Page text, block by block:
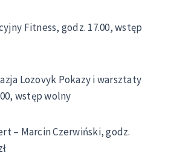
Fitness, godz. 17.00, wstęp
Lozovyk Pokazy i warsztaty
wstęp wolny
– Marcin Czerwiński, godz.